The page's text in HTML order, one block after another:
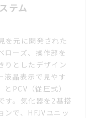
テム
を元に開発された
ローズ、操作部を
りとしたデザイン
液晶表示で見やす
PCV（従圧式）
す。気化器を2基搭
ンで、HFJVユニッ